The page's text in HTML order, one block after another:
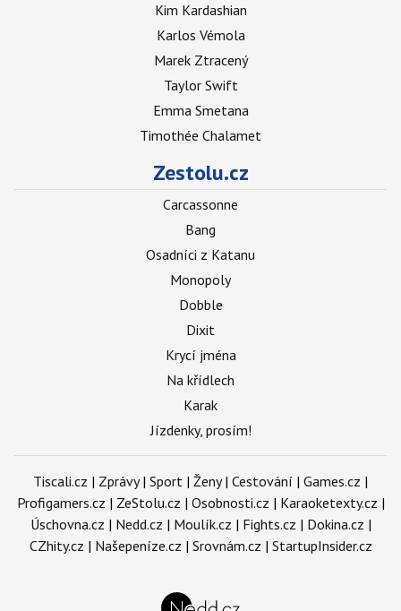
Kim Kardashian
Karlos Vémola
Marek Ztracený
Taylor Swift
Emma Smetana
Timothée Chalamet
Zestolu.cz
Carcassonne
Bang
Osadníci z Katanu
Monopoly
Dobble
Dixit
Krycí jména
Na křídlech
Karak
Jízdenky, prosím!
Tiscali.cz | Zprávy| Sport | Ženy| Cestování | Games.cz |
Profigamers.cz | ZeStolu.cz | Osobnosti.cz | Karaoketexty.cz |
Úschovna.cz | Nedd.cz | Moulík.cz | Fights.cz | Dokina.cz |
CZhity.cz | Našepeníze.cz | Srovnám.cz | StartupInsider.cz